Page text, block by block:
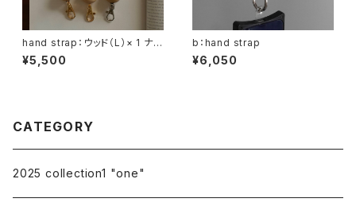
hand strap：ウッド（L）× 1 ナチ
ュラル / 3カラー
¥5,500
b：hand strap
¥6,050
CATEGORY
2025 collection1 "one"